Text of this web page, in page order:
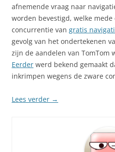
afnemende vraag naar
worden bevestigd, welke
concurrentie van gratis
gevolg van het ondertekenen
zijn de aandelen van TomTom
Eerder werd bekend gemaakt
inkrimpen wegens de zware
Lees verder →